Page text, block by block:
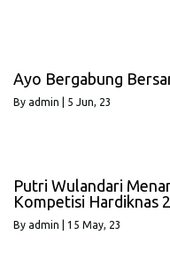
Ayo Bergabung
By admin 5 Jun, 23
Putri Wulandari
Kompetisi Hardiknas
By admin 15 May, 23